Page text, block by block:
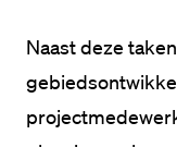
Naast deze